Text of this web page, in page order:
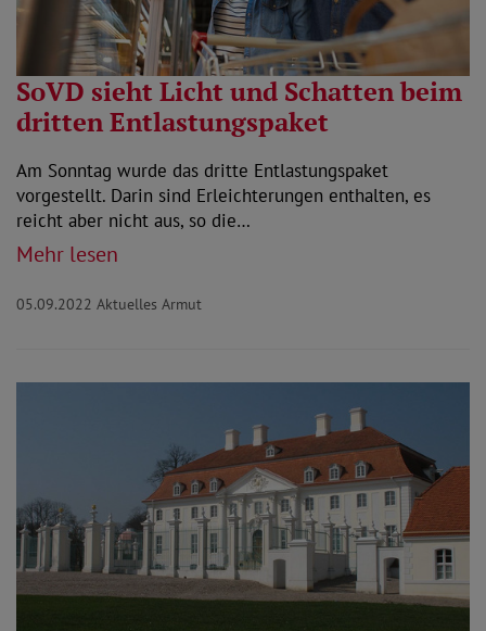
SoVD sieht Licht und Schatten beim
dritten Entlastungspaket
Am Sonntag wurde das dritte Entlastungspaket
vorgestellt. Darin sind Erleichterungen enthalten, es
reicht aber nicht aus, so die…
Mehr lesen
05.09.2022 Aktuelles Armut